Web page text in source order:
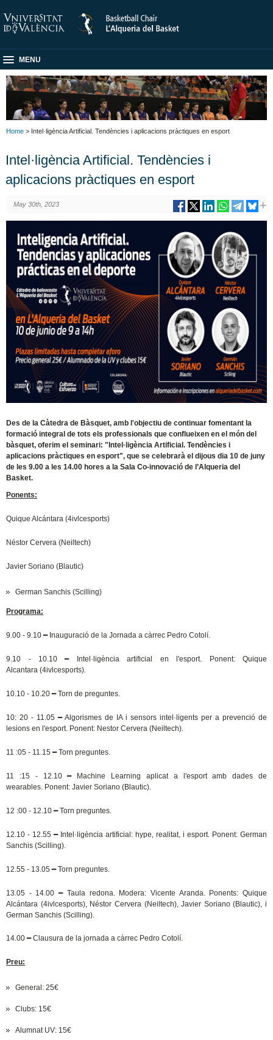
MENU
Home > Intel·ligència Artificial. Tendències i aplicacions pràctiques en esport
Intel·ligència Artificial. Tendències i
aplicacions pràctiques en esport
May 30th, 2023
Des de la Càtedra de Bàsquet, amb l'objectiu de continuar fomentant la
formació integral de tots els professionals que conflueixen en el món del
bàsquet, oferim el seminari: "Intel·ligència Artificial. Tendències i
aplicacions pràctiques en esport", que se celebrarà el dijous dia 10 de juny
de les 9.00 a les 14.00 hores a la Sala Co-innovació de l’Alqueria del
Basket.
Ponents:
Quique Alcántara (4ivlcesports)
Néstor Cervera (Neiltech)
Javier Soriano (Blautic)
German Sanchis (Scilling)
Programa:
9.00 - 9.10━Inauguració de la Jornada a càrrec Pedro Cotolí.
9.10 - 10.10━Intel·ligència artificial en l'esport. Ponent: Quique
Alcantara(4ivlcesports).
10.10 - 10.20━Torn de preguntes.
10: 20 - 11.05━Algorismes de IA i sensors intel·ligents per a prevenció de
lesionsen l'esport. Ponent: Nestor Cervera (Neiltech).
11 :05 - 11.15━Torn preguntes.
11 :15 - 12.10━Machine Learning aplicat a l'esport amb dades de
wearables. Ponent: Javier Soriano (Blautic).
12 :00 - 12.10━Torn preguntes.
12.10 - 12.55━Intel·ligència artificial: hype, realitat, i esport. Ponent: German
Sanchis (Scilling).
12.55 - 13.05━Torn preguntes.
13.05 - 14.00━Taula redona. Modera: Vicente Aranda. Ponents: Quique
Alcántara (4ivlcesports), Néstor Cervera (Neiltech), Javier Soriano (Blautic), i
German Sanchis(Scilling).
14.00━Clausura de la jornada a càrrec Pedro Cotolí.
Preu:
General: 25€
Clubs: 15€
Alumnat UV: 15€